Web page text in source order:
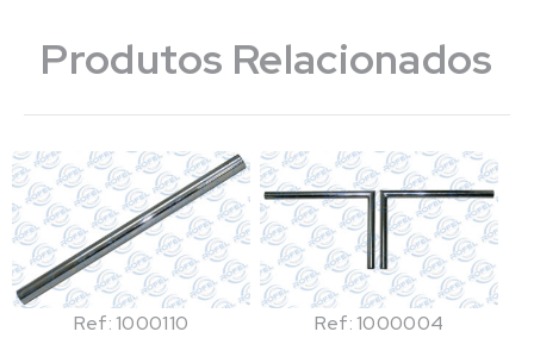
Produtos Relacionados
Ref: 1000110
Ref: 1000004